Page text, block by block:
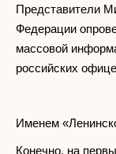
Представители
Федерации
массовой
российских
Именем
Конечно, на